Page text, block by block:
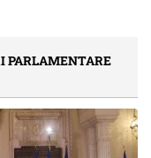
PARLAMENTARE